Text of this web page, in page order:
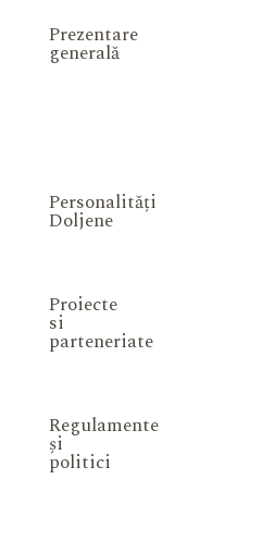
Prezentare
generală
Personalități
Doljene
Proiecte
si
parteneriate
Regulamente
și
politici